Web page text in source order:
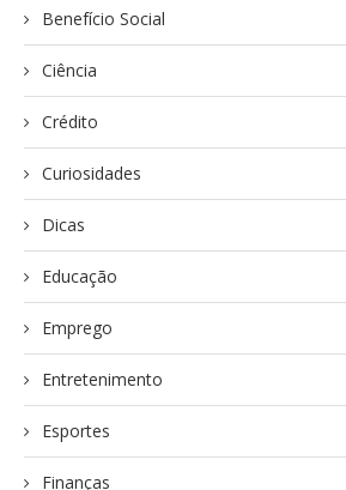
Benefício Social
Ciência
Crédito
Curiosidades
Dicas
Educação
Emprego
Entretenimento
Esportes
Finanças